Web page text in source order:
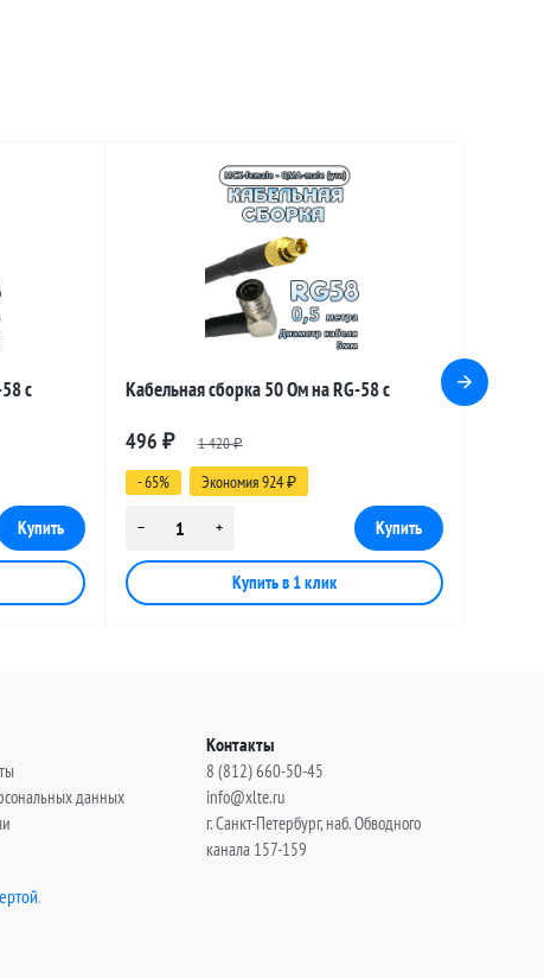
с
Кабельная сборка 50 Ом на RG-58 с
(угловой), 0,5 метра
496 ₽ 1 420₽
- 65% Экономия 924 ₽
данных
Контакты
8 (812) 660-50-45
info@xlte.ru
г. Санкт-Петербург, наб. Обводного
канала 157-159
.